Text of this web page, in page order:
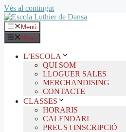
Vés al contingut
Menú
Menú
L’ESCOLA
QUI SOM
LLOGUER SALES
MERCHANDISING
CONTACTE
CLASSES
HORARIS
CALENDARI
PREUS i INSCRIPCIÓ